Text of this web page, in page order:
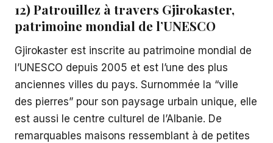
12) Patrouillez à travers Gjirokaster,
patrimoine mondial de l’UNESCO
Gjirokaster est inscrite au patrimoine mondial de
l’UNESCO depuis 2005 et est l’une des plus
anciennes villes du pays. Surnommée la “ville
des pierres” pour son paysage urbain unique, elle
est aussi le centre culturel de l’Albanie. De
remarquables maisons ressemblant à de petites